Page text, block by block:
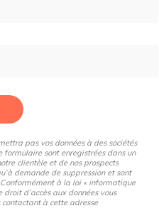
pas vos données à des sociétés
formulaire sont enregistrées dans un
clientèle et de nos prospects
demande de suppression et sont
à la loi « informatique
d’accès aux données vous
contactant à cette adresse